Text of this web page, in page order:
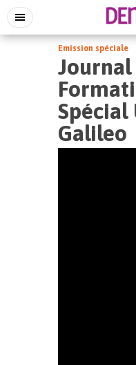
Emission spéciale
Journal
Spécial
Galileo